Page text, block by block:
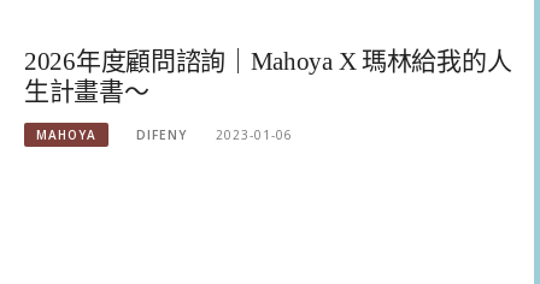
2026年度顧問諮詢｜Mahoya X 瑪林給我的人
生計畫書～
MAHOYA DIFENY 2023-01-06